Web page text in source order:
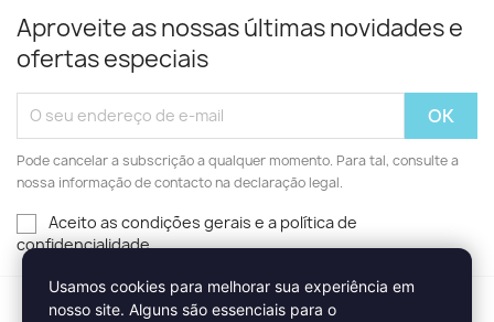
Aproveite as nossas últimas novidades e
ofertas especiais
Pode cancelar a subscrição a qualquer momento. Para tal, consulte a
nossa informação de contacto na declaração legal.
Aceito as condições gerais e a política de
confidencialidade
Usamos cookies para melhorar sua experiência em
nosso site. Alguns são essenciais para o